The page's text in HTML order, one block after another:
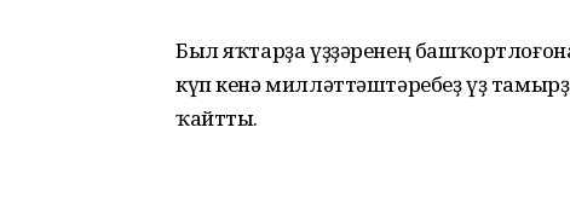
Был яҡтарҙа үҙҙәренең
күп кенә милләттәштәребеҙ үҙ
ҡайтты.